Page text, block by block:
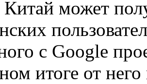
Китай может
с Google
итоге от